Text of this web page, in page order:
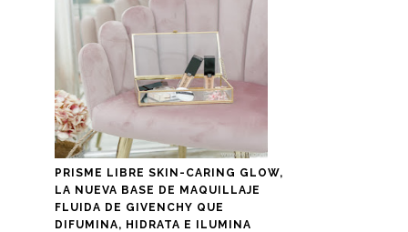
PRISME LIBRE SKIN-CARING GLOW,
LA NUEVA BASE DE MAQUILLAJE
FLUIDA DE GIVENCHY QUE
DIFUMINA, HIDRATA E ILUMINA